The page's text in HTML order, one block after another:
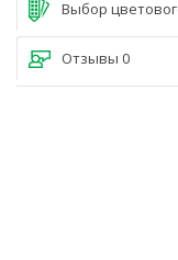
Выбор
Отзывы 0